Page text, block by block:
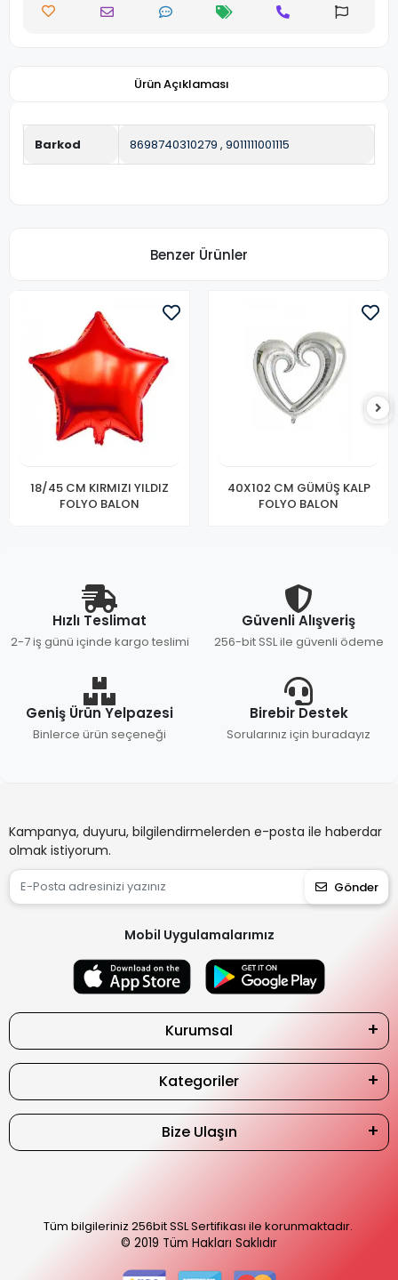
Ürün Açıklaması
Barkod 8698740310279 , 9011111001115
Benzer Ürünler
18/45 CM KIRMIZI YILDIZ
FOLYO BALON
40X102 CM GÜMÜŞ KALP
FOLYO BALON
Hızlı Teslimat
2-7 iş günü içinde kargo teslimi
Güvenli Alışveriş
256-bit SSL ile güvenli ödeme
Geniş Ürün Yelpazesi
Binlerce ürün seçeneği
Birebir Destek
Sorularınız için buradayız
Kampanya, duyuru, bilgilendirmelerden e-posta ile haberdar
olmak istiyorum.
Gönder
Mobil Uygulamalarımız
Kurumsal
Kategoriler
Bize Ulaşın
Tüm bilgileriniz 256bit SSL Sertifikası ile korunmaktadır.
© 2019 Tüm Hakları Saklıdır